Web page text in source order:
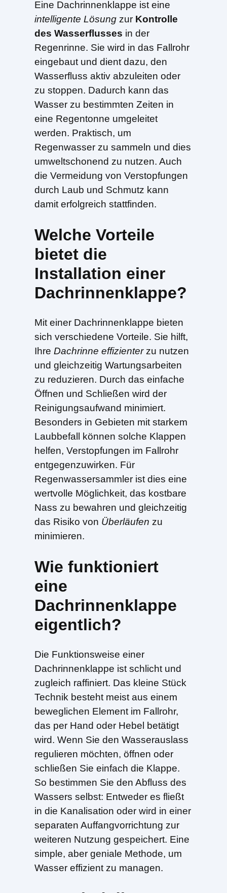
Eine Dachrinnenklappe ist eine
intelligente Lösung zur Kontrolle
des Wasserflusses in der
Regenrinne. Sie wird in das Fallrohr
eingebaut und dient dazu, den
Wasserfluss aktiv abzuleiten oder
zu stoppen. Dadurch kann das
Wasser zu bestimmten Zeiten in
eine Regentonne umgeleitet
werden. Praktisch, um
Regenwasser zu sammeln und dies
umweltschonend zu nutzen. Auch
die Vermeidung von Verstopfungen
durch Laub und Schmutz kann
damit erfolgreich stattfinden.
Welche Vorteile
bietet die
Installation einer
Dachrinnenklappe?
Mit einer Dachrinnenklappe bieten
sich verschiedene Vorteile. Sie hilft,
Ihre Dachrinne effizienterzu nutzen
und gleichzeitig Wartungsarbeiten
zu reduzieren. Durch das einfache
Öffnen und Schließen wird der
Reinigungsaufwand minimiert.
Besonders in Gebieten mit starkem
Laubbefall können solche Klappen
helfen, Verstopfungen im Fallrohr
entgegenzuwirken. Für
Regenwassersammler ist dies eine
wertvolle Möglichkeit, das kostbare
Nass zu bewahren und gleichzeitig
das Risiko von Überläufen zu
minimieren.
Wie funktioniert
eine
Dachrinnenklappe
eigentlich?
Die Funktionsweise einer
Dachrinnenklappe ist schlicht und
zugleich raffiniert. Das kleine Stück
Technik besteht meist aus einem
beweglichen Element im Fallrohr,
das per Hand oder Hebel betätigt
wird. Wenn Sie den Wasserauslass
regulieren möchten, öffnen oder
schließen Sie einfach die Klappe.
So bestimmen Sie den Abfluss des
Wassers selbst: Entweder es fließt
in die Kanalisation oder wird in einer
separaten Auffangvorrichtung zur
weiteren Nutzung gespeichert. Eine
simple, aber geniale Methode, um
Wasser effizient zu managen.